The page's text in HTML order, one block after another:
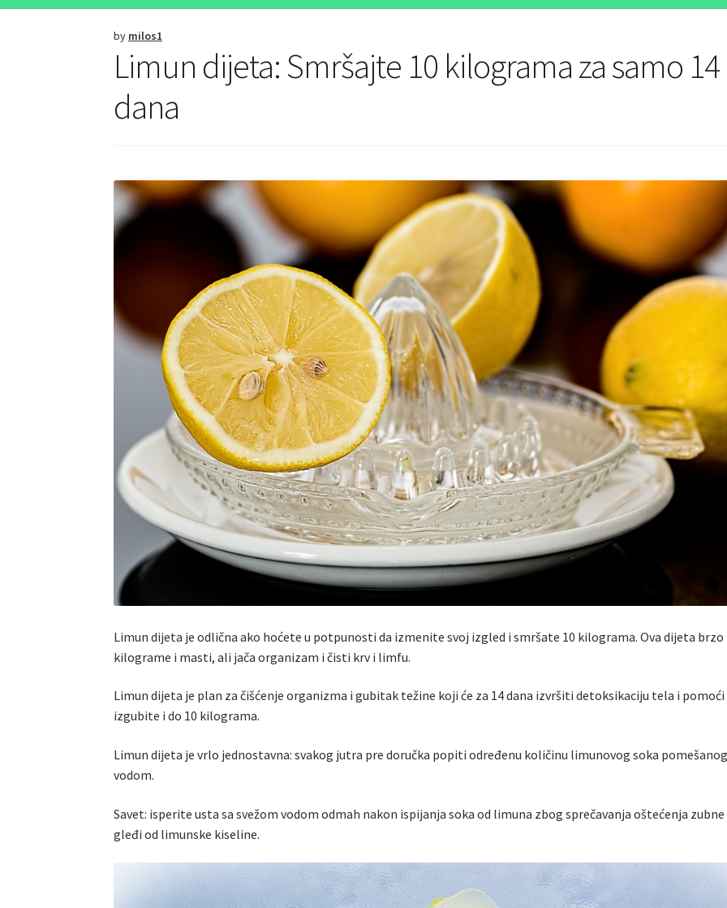
by milos1
Limun dijeta: Smršajte 10 kilograma za samo 14
dana
Limun dijeta je odlična ako hoćete u potpunosti da izmenite svoj izgled i smršate 10 kilograma. Ova dijeta
kilograme i masti, ali jača organizam i čisti krv i limfu.
Limun dijeta je plan za čišćenje organizma i gubitak težine koji će za 14 dana izvršiti detoksikaciju tela i pomoći
izgubite i do 10 kilograma.
Limun dijeta je vrlo jednostavna: svakog jutra pre doručka popiti određenu količinu limunovog soka
vodom.
Savet: isperite usta sa svežom vodom odmah nakon ispijanja soka od limuna zbog sprečavanja oštećenja zubne
gleđi od limunske kiseline.